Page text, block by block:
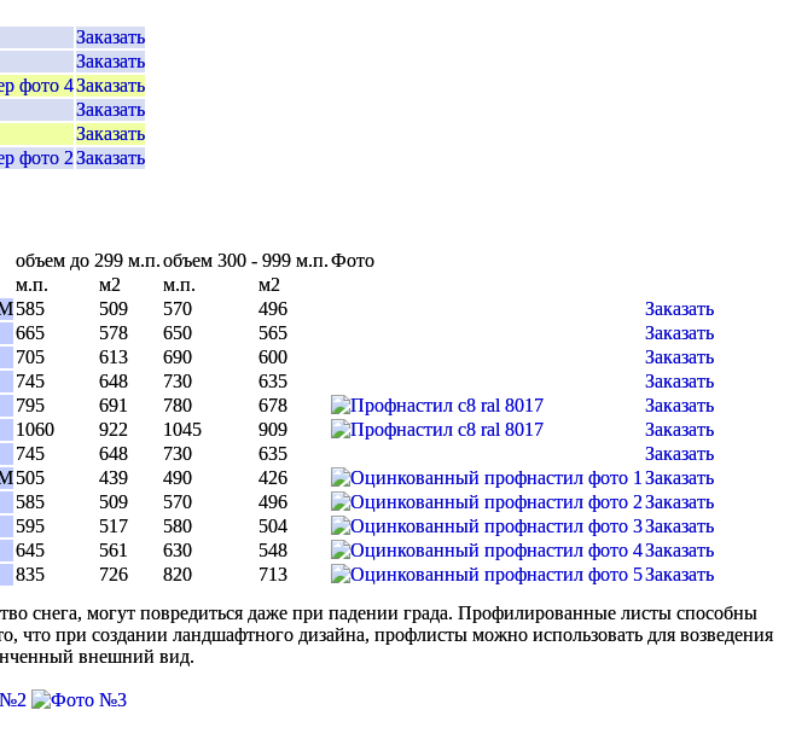
Заказать
Заказать
Заказать
Заказать
Заказать
Заказать
объем до 299 м.п.объем 300 - 999 м.п.Фото
м.п.
м2 м.п. м2
585 509 570 496
Заказать
665 578 650 565
Заказать
705 613 690 600
Заказать
745 648 730 635
Заказать
795 691 780 678
Заказать
1060 922 1045 909
Заказать
745 648 730 635 Заказать
505 439 490 426
Заказать
585 509 570 496
Заказать
595 517 580 504
Заказать
645 561 630 548
Заказать
835 726 820 713 Заказать
снега, могут повредиться даже при падении града. Профилированные листы способны
при создании ландшафтного дизайна, профлисты можно использовать для возведения
внешний вид.